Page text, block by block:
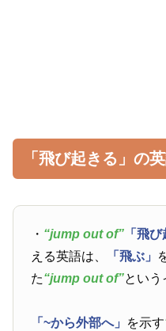
「飛び起きる」の
・ “jump out of” 「飛
える英語は、
「飛ぶ」
た“jump out of”という
「~から外部へ」 を示す